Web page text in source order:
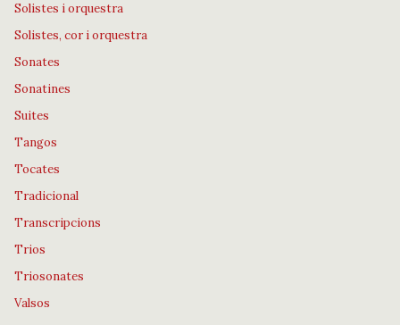
Solistes i orquestra
Solistes, cor i orquestra
Sonates
Sonatines
Suites
Tangos
Tocates
Tradicional
Transcripcions
Trios
Triosonates
Valsos